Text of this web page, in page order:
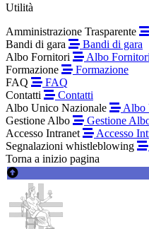
Utilità
Amministrazione Trasparente
Bandi di gara
Bandi di gara
Albo Fornitori
Albo Fornitori
Formazione
Formazione
FAQ
FAQ
Contatti
Contatti
Albo Unico Nazionale
Albo
Gestione Albo
Gestione
Accesso Intranet
Accesso
Segnalazioni whistleblowing
Torna a inizio pagina